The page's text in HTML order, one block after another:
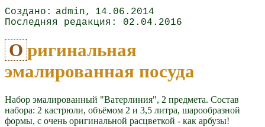
admin
14.06.2014
02.04.2016
Оригинальная
эмалированная посуда
Набор эмалированный "Ватерлиния", 2 предмета. Состав
набора: 2 кастрюли, объёмом 2 и 3,5 литра, шарообразной
формы, с очень оригинальной расцветкой - как арбузы!